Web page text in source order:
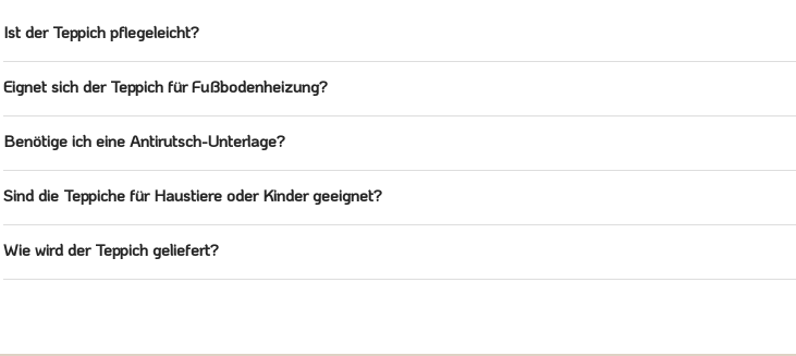
Ist der Teppich pflegeleicht?
Eignet sich der Teppich für Fußbodenheizung?
Benötige ich eine Antirutsch-Unterlage?
Sind die Teppiche für Haustiere oder Kinder geeignet?
Wie wird der Teppich geliefert?